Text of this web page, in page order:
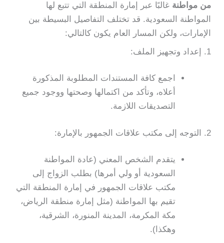
من مواطنة غالبًا عبر إمارة المنطقة التي تتبع لها
المواطنة السعودية. قد تختلف التفاصيل البسيطة بين
الإمارات، ولكن المسار العام يكون كالتالي:
1. إعداد وتجهيز الملف:
اجمع كافة المستندات المطلوبة المذكورة
أعلاه، وتأكد من اكتمالها وصحتها ووجود جميع
التصديقات اللازمة.
2. التوجه إلى مكتب علاقات الجمهور بالإمارة:
يتقدم الشخص المعني (عادة المواطنة
السعودية أو ولي أمرها) بطلب الزواج إلى
مكتب علاقات الجمهور في إمارة المنطقة التي
تقيم بها المواطنة (مثل إمارة منطقة الرياض،
مكة المكرمة، المدينة المنورة، الشرقية،
وهكذا).